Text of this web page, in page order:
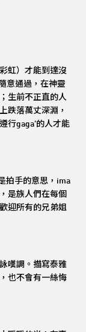
虹）才能到達沒
意通過，在神靈
生前不正直的人
跌落萬丈深淵，
行gaga’的人才能
拍手的意思， ima
是族人們在每個
迎所有的兄弟姐
嘆調。描寫泰雅
也不會有一絲悔